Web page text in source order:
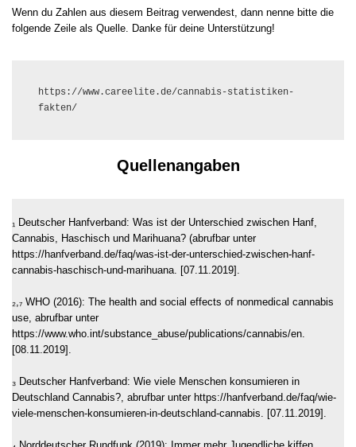
Wenn du Zahlen aus diesem Beitrag verwendest, dann nenne bitte die
folgende Zeile als Quelle. Danke für deine Unterstützung!
https://www.careelite.de/cannabis-statistiken-
fakten/
Quellenangaben
₁ Deutscher Hanfverband: Was ist der Unterschied zwischen Hanf,
Cannabis, Haschisch und Marihuana? (abrufbar unter
https://hanfverband.de/faq/was-ist-der-unterschied-zwischen-hanf-
cannabis-haschisch-und-marihuana. [07.11.2019].
₂,₇ WHO (2016): The health and social effects of nonmedical cannabis
use, abrufbar unter
https://www.who.int/substance_abuse/publications/cannabis/en.
[08.11.2019].
₃ Deutscher Hanfverband: Wie viele Menschen konsumieren in
Deutschland Cannabis?, abrufbar unter https://hanfverband.de/faq/wie-
viele-menschen-konsumieren-in-deutschland-cannabis. [07.11.2019].